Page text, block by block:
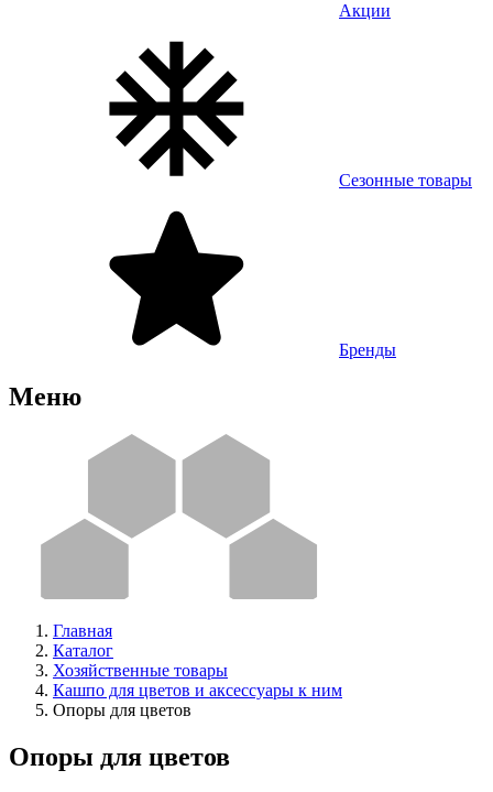
Акции
Сезонные товары
Бренды
Меню
Главная
Каталог
Хозяйственные товары
Кашпо для цветов и аксессуары к ним
Опоры для цветов
Опоры для цветов